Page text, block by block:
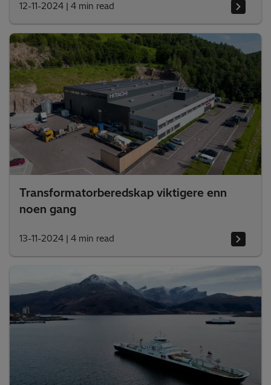
12-11-2024 | 4 min read
Transformatorberedskap viktigere enn
noen gang
13-11-2024 | 4 min read